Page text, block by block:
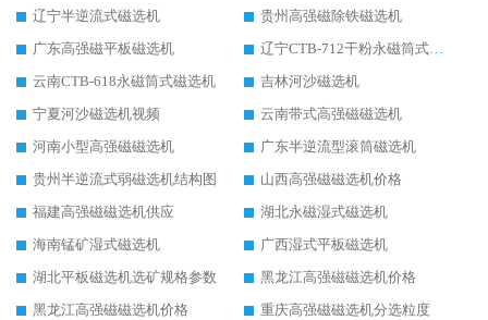
辽宁半逆流式磁选机
贵州高强磁除铁磁选机
广东高强磁平板磁选机
辽宁CTB-712干粉永磁筒式磁选机
云南CTB-618永磁筒式磁选机
吉林河沙磁选机
宁夏河沙磁选机视频
云南带式高强磁磁选机
河南小型高强磁磁选机
广东半逆流型滚筒磁选机
贵州半逆流式弱磁选机结构图
山西高强磁磁选机价格
福建高强磁磁选机供应
湖北永磁湿式磁选机
海南锰矿湿式磁选机
广西湿式平板磁选机
湖北平板磁选机选矿规格参数
黑龙江高强磁磁选机价格
黑龙江高强磁磁选机价格
重庆高强磁磁选机分选粒度